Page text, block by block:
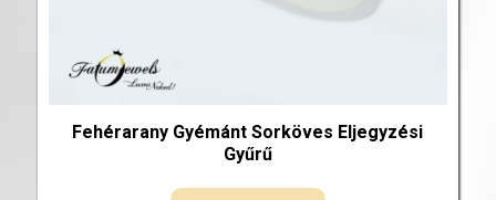
Fehérarany Gyémánt Sorköves Eljegyzési
Gyűrű